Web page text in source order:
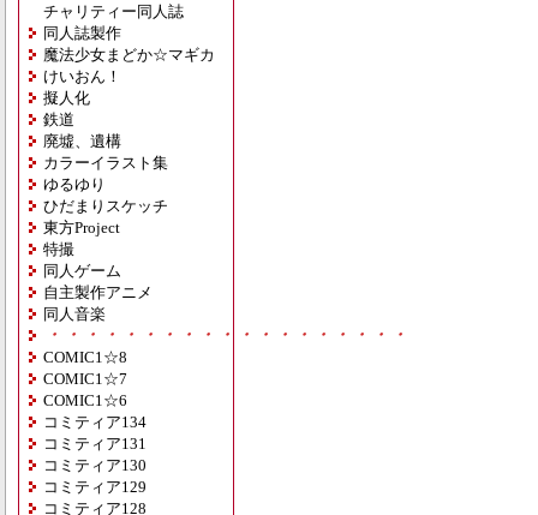
チャリティー同人誌
同人誌製作
魔法少女まどか☆マギカ
けいおん！
擬人化
鉄道
廃墟、遺構
カラーイラスト集
ゆるゆり
ひだまりスケッチ
東方Project
特撮
同人ゲーム
自主製作アニメ
同人音楽
・・・・・・・・・・・・・・・・・・・
COMIC1☆8
COMIC1☆7
COMIC1☆6
コミティア134
コミティア131
コミティア130
コミティア129
コミティア128